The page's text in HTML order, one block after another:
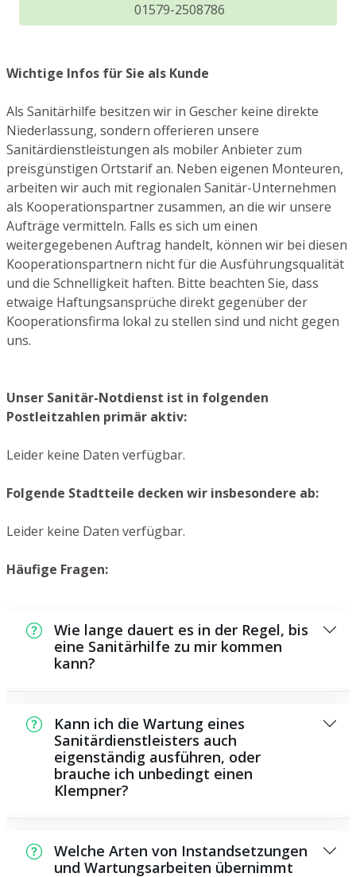
01579-2508786
Wichtige Infos für Sie als Kunde
Als Sanitärhilfe besitzen wir in Gescher keine direkte
Niederlassung, sondern offerieren unsere
Sanitärdienstleistungen als mobiler Anbieter zum
preisgünstigen Ortstarif an. Neben eigenen Monteuren,
arbeiten wir auch mit regionalen Sanitär-Unternehmen
als Kooperationspartner zusammen, an die wir unsere
Aufträge vermitteln. Falls es sich um einen
weitergegebenen Auftrag handelt, können wir bei diesen
Kooperationspartnern nicht für die Ausführungsqualität
und die Schnelligkeit haften. Bitte beachten Sie, dass
etwaige Haftungsansprüche direkt gegenüber der
Kooperationsfirma lokal zu stellen sind und nicht gegen
uns.
Unser Sanitär-Notdienst ist in folgenden
Postleitzahlen primär aktiv:
Leider keine Daten verfügbar.
Folgende Stadtteile decken wir insbesondere ab:
Leider keine Daten verfügbar.
Häufige Fragen:
Wie lange dauert es in der Regel, bis
eine Sanitärhilfe zu mir kommen
kann?
Zeitraum bei Ihnen vor Ort sein. Das hängt
aber auch von der Auftragslage zu dem
Zeitpunkt ab sowie von der Verkehrslage
und der Entfernung zu Ihnen.
Kann ich die Wartung eines
Sanitärdienstleisters auch
eigenständig ausführen, oder
brauche ich unbedingt einen
Klempner?
Wartungsarbeiten, die Sie eigenständig
durchführen können, beispielsweise die
Welche Arten von Instandsetzungen
und Wartungsarbeiten übernimmt